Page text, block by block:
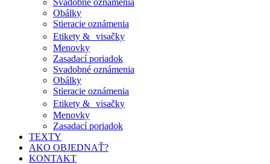
Obálky
Stieracie oznámenia
Etikety & visačky
Menovky
Zasadací poriadok
Svadobné oznámenia
Obálky
Stieracie oznámenia
Etikety & visačky
Menovky
Zasadací poriadok
TEXTY
AKO OBJEDNAŤ?
KONTAKT